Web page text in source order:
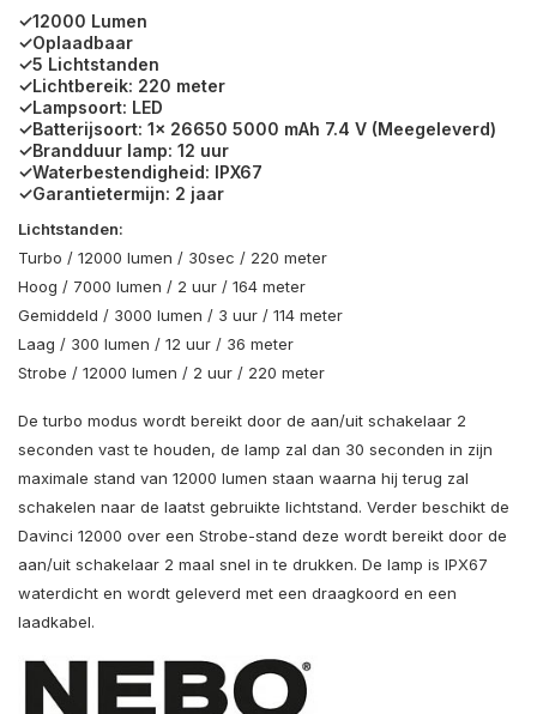
✓12000 Lumen
✓Oplaadbaar
✓5 Lichtstanden
✓Lichtbereik: 220 meter
✓Lampsoort: LED
✓Batterijsoort: 1x 26650 5000 mAh 7.4 V (Meegeleverd)
✓Brandduur lamp: 12 uur
✓Waterbestendigheid: IPX67
✓Garantietermijn: 2 jaar
Lichtstanden:
Turbo / 12000 lumen / 30sec / 220 meter
Hoog / 7000 lumen / 2 uur / 164 meter
Gemiddeld / 3000 lumen / 3 uur / 114 meter
Laag / 300 lumen / 12 uur / 36 meter
Strobe / 12000 lumen / 2 uur / 220 meter
De turbo modus wordt bereikt door de aan/uit schakelaar 2
seconden vast te houden, de lamp zal dan 30 seconden in zijn
maximale stand van 12000 lumen staan waarna hij terug zal
schakelen naar de laatst gebruikte lichtstand. Verder beschikt de
Davinci 12000 over een Strobe-stand deze wordt bereikt door de
aan/uit schakelaar 2 maal snel in te drukken. De lamp is IPX67
waterdicht en wordt geleverd met een draagkoord en een
laadkabel.